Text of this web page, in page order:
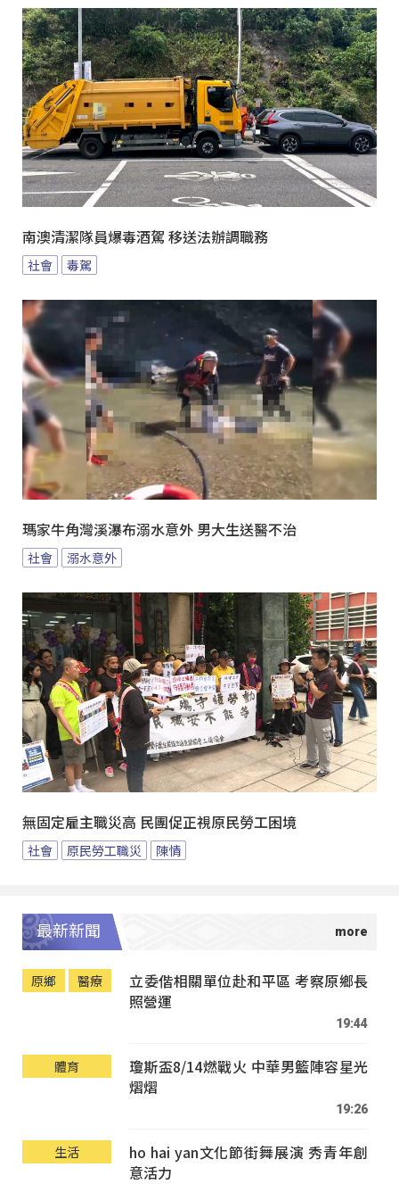
南澳清潔隊員爆毒酒駕 移送法辦調職務
社會 毒駕
瑪家牛角灣溪瀑布溺水意外 男大生送醫不治
社會 溺水意外
無固定雇主職災高 民團促正視原民勞工困境
社會 原民勞工職災 陳情
最新新聞
原鄉 醫療
立委偕相關單位赴和平區 考察原鄉長
照營運
19:44
體育
瓊斯盃8/14燃戰火 中華男籃陣容星光
熠熠
19:26
生活
ho hai yan文化節街舞展演 秀青年創
意活力